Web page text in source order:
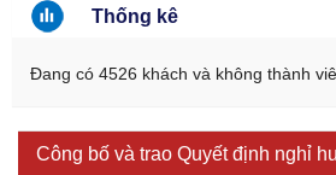
Thống kê
Đang có 4526 khách và không thành
Công bố và trao Quyết định nghỉ